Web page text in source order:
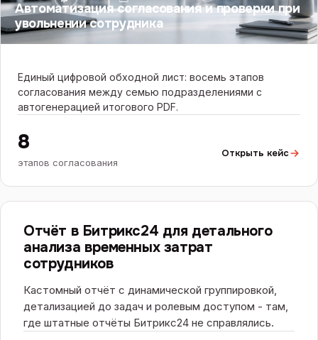
Автоматизация согласования и проверки при
увольнении сотрудника
Единый цифровой обходной лист: восемь этапов
согласования между семью подразделениями с
автогенерацией итогового PDF.
8
этапов согласования
Открыть кейс
БИТРИКС24
Отчёт в Битрикс24 для детального
анализа временных затрат
сотрудников
Кастомный отчёт с динамической группировкой,
детализацией до задач и ролевым доступом - там,
где штатные отчёты Битрикс24 не справлялись.